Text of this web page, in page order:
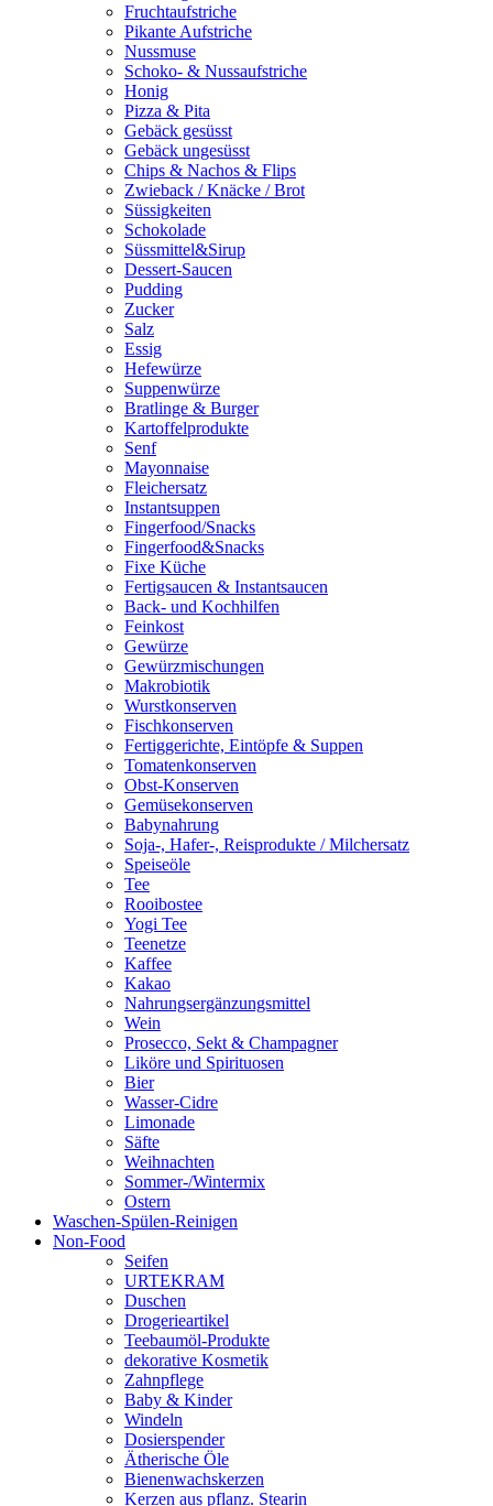
Fruchtaufstriche
Pikante Aufstriche
Nussmuse
Schoko- & Nussaufstriche
Honig
Pizza & Pita
Gebäck gesüsst
Gebäck ungesüsst
Chips & Nachos & Flips
Zwieback / Knäcke / Brot
Süssigkeiten
Schokolade
Süssmittel&Sirup
Dessert-Saucen
Pudding
Zucker
Salz
Essig
Hefewürze
Suppenwürze
Bratlinge & Burger
Kartoffelprodukte
Senf
Mayonnaise
Fleichersatz
Instantsuppen
Fingerfood/Snacks
Fingerfood&Snacks
Fixe Küche
Fertigsaucen & Instantsaucen
Back- und Kochhilfen
Feinkost
Gewürze
Gewürzmischungen
Makrobiotik
Wurstkonserven
Fischkonserven
Fertiggerichte, Eintöpfe & Suppen
Tomatenkonserven
Obst-Konserven
Gemüsekonserven
Babynahrung
Soja-, Hafer-, Reisprodukte / Milchersatz
Speiseöle
Tee
Rooibostee
Yogi Tee
Teenetze
Kaffee
Kakao
Nahrungsergänzungsmittel
Wein
Prosecco, Sekt & Champagner
Liköre und Spirituosen
Bier
Wasser-Cidre
Limonade
Säfte
Weihnachten
Sommer-/Wintermix
Ostern
Waschen-Spülen-Reinigen
Non-Food
Seifen
URTEKRAM
Duschen
Drogerieartikel
Teebaumöl-Produkte
dekorative Kosmetik
Zahnpflege
Baby & Kinder
Windeln
Dosierspender
Ätherische Öle
Bienenwachskerzen
Kerzen aus pflanz. Stearin